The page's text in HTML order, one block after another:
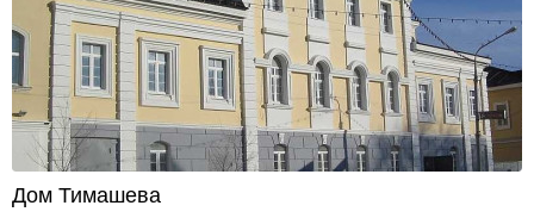
Дом Тимашева